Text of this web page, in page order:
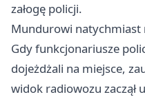
załogę policji.
Mundurowi natychmiast
Gdy funkcjonariusze
dojeżdżali na miejsce,
widok radiowozu zaczął